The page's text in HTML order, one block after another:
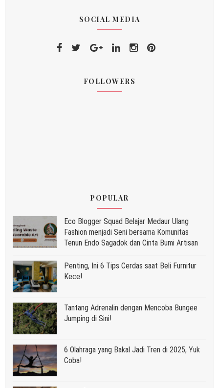
SOCIAL MEDIA
FOLLOWERS
POPULAR
Eco Blogger Squad Belajar Medaur Ulang
Fashion menjadi Seni bersama Komunitas
Tenun Endo Sagadok dan Cinta Bumi Artisan
Penting, Ini 6 Tips Cerdas saat Beli Furnitur
Kece!
Tantang Adrenalin dengan Mencoba Bungee
Jumping di Sini!
6 Olahraga yang Bakal Jadi Tren di 2025, Yuk
Coba!